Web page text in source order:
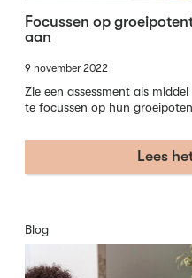
Focussen op
aan
9 november 2022
Zie een assessment als
te focussen op hun
Lees
Blog